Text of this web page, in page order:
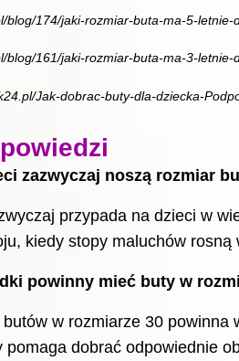
blog/174/jaki-rozmiar-buta-ma-5-letnie-
blog/161/jaki-rozmiar-buta-ma-3-letnie-
Jak-dobrac-buty-dla-dziecka-
zazwyczaj noszą rozmiar
przypada na dzieci w
kiedy stopy maluchów rosną
powinny mieć buty w
butów w rozmiarze 30
pomaga dobrać odpowiednie